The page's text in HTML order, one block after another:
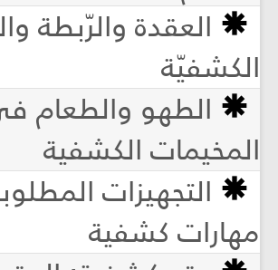
العقدة والرّبطة
الكشفيّة
الطهو والطعام
المخيمات الكشفية
التجهيزات
مهارات كشفية